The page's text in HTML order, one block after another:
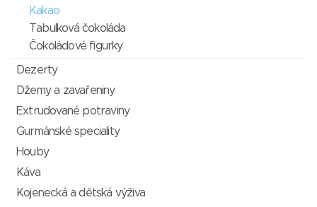
Kakao
Tabulková čokoláda
Čokoládové figurky
Dezerty
Džemy a zavařeniny
Extrudované potraviny
Gurmánské speciality
Houby
Káva
Kojenecká a dětská výživa